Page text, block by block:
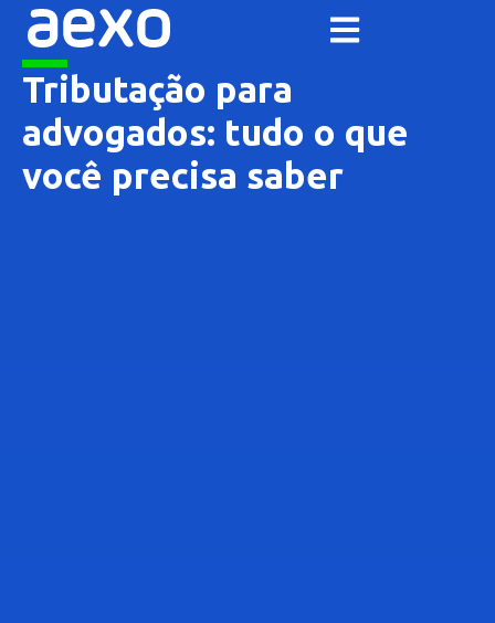
Tributação para
advogados: tudo o que
você precisa saber